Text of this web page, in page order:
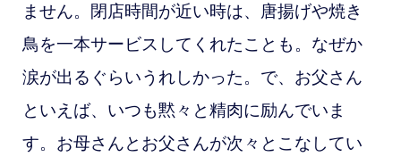
ません。閉店時間が近い時は、唐揚げや焼き
鳥を一本サービスしてくれたことも。なぜか
涙が出るぐらいうれしかった。で、お父さん
といえば、いつも黙々と精肉に励んでいま
す。お母さんとお父さんが次々とこなしてい